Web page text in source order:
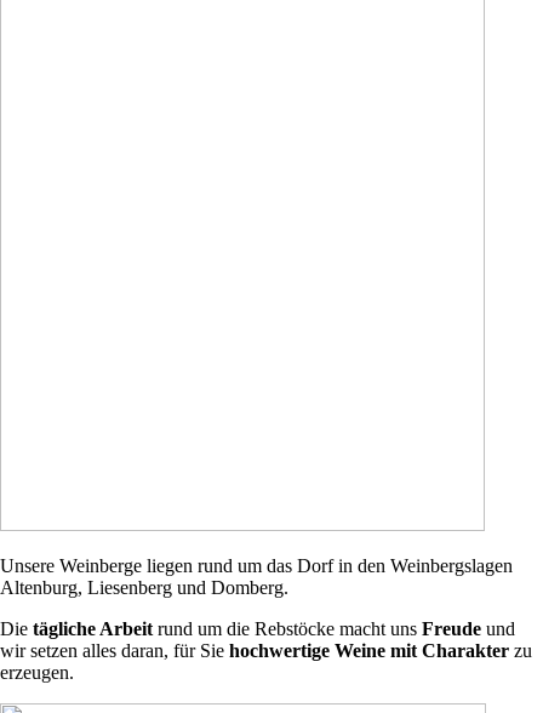
Unsere Weinberge liegen rund um das Dorf in den Weinbergslagen
Altenburg, Liesenberg und Domberg.
Die tägliche Arbeit rund um die Rebstöcke macht uns Freude und
wir setzen alles daran, für Sie hochwertige Weine mit Charakter zu
erzeugen.